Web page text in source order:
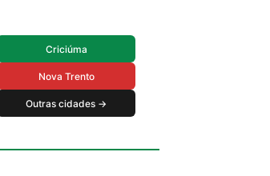
Criciúma
Nova Trento
Outras cidades →